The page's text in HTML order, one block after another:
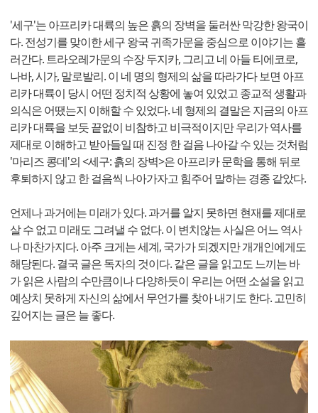
'세구'는 아프리카 대륙의 높은 흙의 장벽을 둘러싼 막강한 왕국이
다. 전성기를 맞이한 세구 왕국 귀족가문을 중심으로 이야기는 흘
러간다. 트라오레가문의 수장 두지카, 그리고 네 아들 티에코로,
나바, 시가, 말로발리. 이 네 명의 형제의 삶을 따라가다 보면 아프
리카 대륙이 당시 어떤 정치적 상황에 놓여 있었고 종교적 생활과
의식은 어땠는지 이해할 수 있었다. 네 형제의 결말은 지금의 아프
리카 대륙을 보듯 끝없이 비참하고 비극적이지만 우리가 역사를
제대로 이해하고 받아들일 때 진정 한 걸음 나아갈 수 있는 것처럼
'마리즈 콩데'의 <세구: 흙의 장벽>은 아프리카 문학을 통해 뒤로
후퇴하지 않고 한 걸음씩 나아가자고 힘주어 말하는 경종 같았다.
언제나 과거에는 미래가 있다. 과거를 알지 못하면 현재를 제대로
살 수 없고 미래도 그려낼 수 없다. 이 변치않는 사실은 어느 역사
나 마찬가지다. 아주 크게는 세계, 국가가 되겠지만 개개인에게도
해당된다. 결국 글은 독자의 것이다. 같은 글을 읽고도 느끼는 바
가 읽은 사람의 수만큼이나 다양하듯이 우리는 어떤 소설을 읽고
예상치 못하게 자신의 삶에서 무언가를 찾아 내기도 한다. 고민히
깊어지는 글은 늘 좋다.